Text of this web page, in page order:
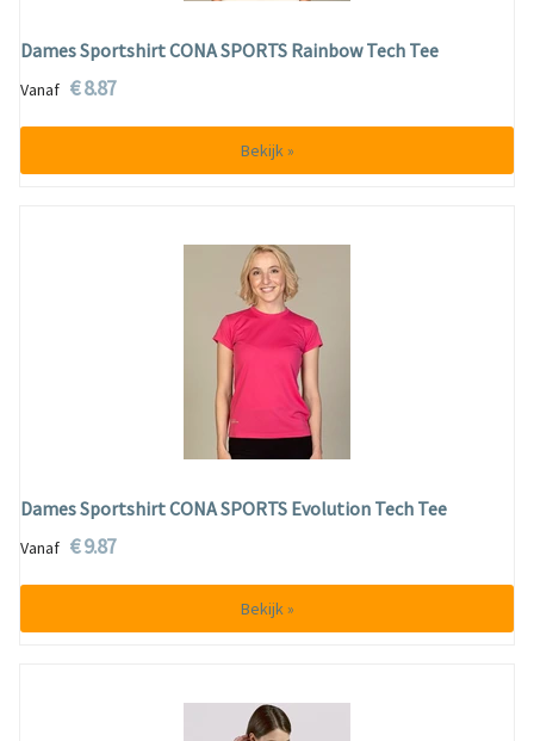
Dames Sportshirt CONA SPORTS Rainbow Tech Tee
Vanaf € 8.87
Bekijk »
Dames Sportshirt CONA SPORTS Evolution Tech Tee
Vanaf € 9.87
Bekijk »